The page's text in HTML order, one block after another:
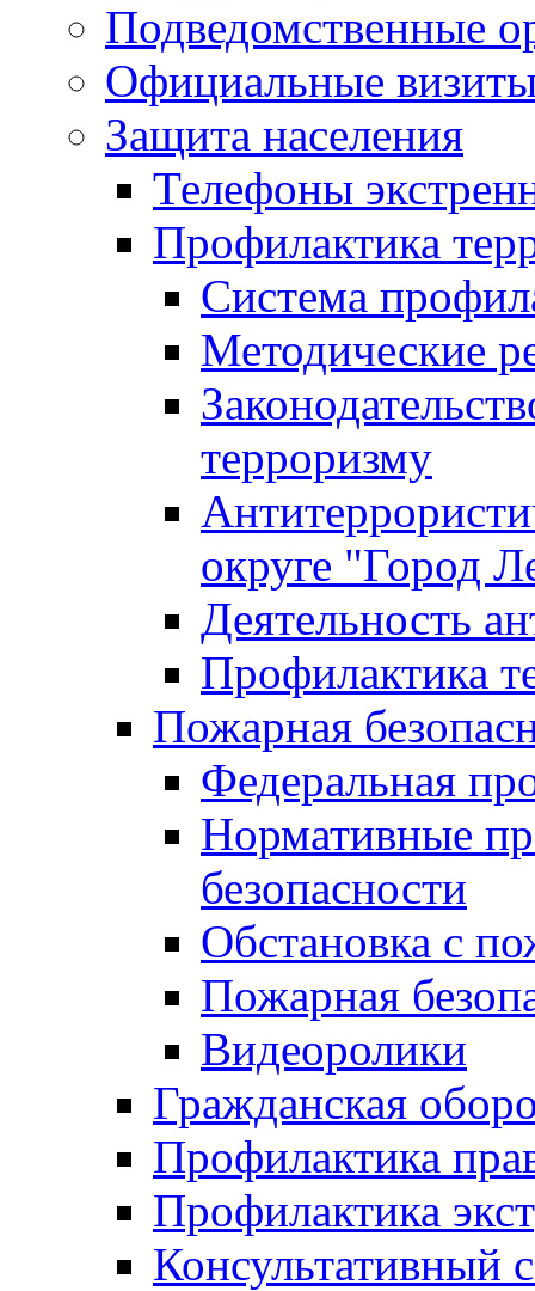
Подведомственные
Официальные
Защита населения
Телефоны
Профилактика
Система
Методические
терроризму
округе "Город
Деятельность
Профилактика
Пожарная
Федеральная
Нормативные
безопасности
Обстановка с
Пожарная
Видеоролики
Гражданская
Профилактика
Профилактика
Консультативный